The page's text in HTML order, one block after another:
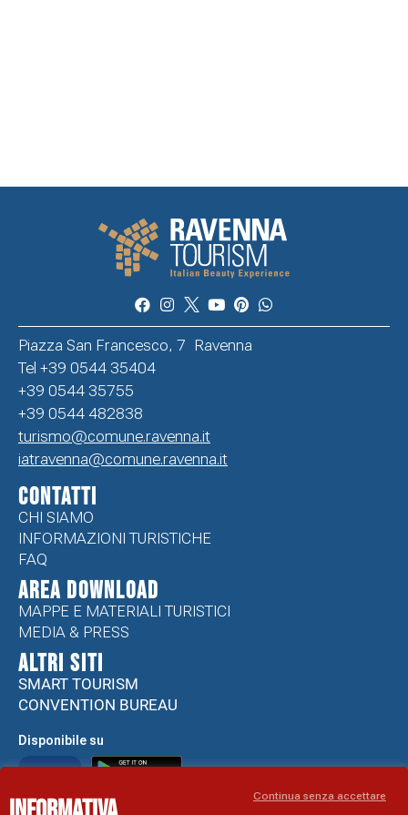
Piazza San Francesco, 7 Ravenna
Tel +39 0544 35404
+39 0544 35755
+39 0544 482838
turismo@comune.ravenna.it
iatravenna@comune.ravenna.it
CONTATTI
CHI SIAMO
INFORMAZIONI TURISTICHE
FAQ
Area Download
MAPPE E MATERIALI TURISTICI
MEDIA & PRESS
ALTRI SITI
SMART TOURISM
CONVENTION BUREAU
Disponibile su
Continua senza accettare